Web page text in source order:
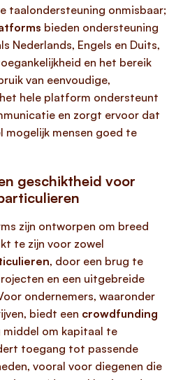
taalondersteuning onmisbaar;
bieden ondersteuning
Nederlands, Engels en Duits,
en het bereik
van eenvoudige,
hele platform ondersteunt
en zorgt ervoor dat
mogelijk mensen goed te
geschiktheid voor
zijn ontworpen om breed
te zijn voor zowel
, door een brug te
en een uitgebreide
ondernemers, waaronder
biedt een crowdfunding
middel om kapitaal te
toegang tot passende
vooral voor diegenen die